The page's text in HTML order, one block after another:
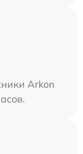
Arkon